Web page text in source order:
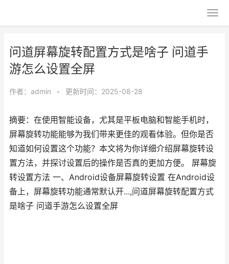
问道屏幕旋转配置方式是啥子 问道手
游怎么设置全屏
作者： admin • 更新时间：2025-08-28
摘要：在使用智能设备，尤其是平板电脑和智能手机时，
屏幕旋转功能能够为我们带来更佳的观看体验。但你是否
知道如何设置这个功能？本文将为你详细介绍屏幕旋转设
置方法，并探讨设置后的操作是否真的更加方便。 屏幕旋
转设置方法 一、Android设备屏幕旋转设置 在Android设
备上，屏幕旋转功能通常默认开...,问道屏幕旋转配置方式
是啥子 问道手游怎么设置全屏